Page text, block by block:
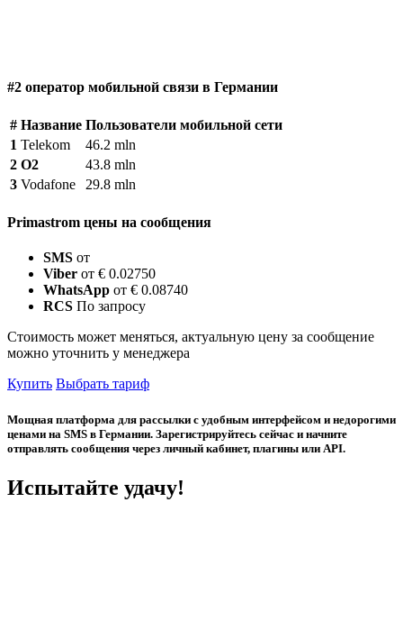
#2 оператор мобильной связи в Германии
# Название Пользователи мобильной сети
1 Telekom
46.2 mln
2 O2
43.8 mln
3 Vodafone 29.8 mln
Primastrom цены на сообщения
SMS от
Viber от € 0.02750
WhatsApp от € 0.08740
RCS По запросу
Стоимость может меняться, актуальную цену за сообщение
можно уточнить у менеджера
Купить Выбрать тариф
Мощная платформа для рассылки с удобным интерфейсом и недорогими
ценами на SMS в Германии. Зарегистрируйтесь сейчас и начните
отправлять сообщения через личный кабинет, плагины или API.
Испытайте удачу!